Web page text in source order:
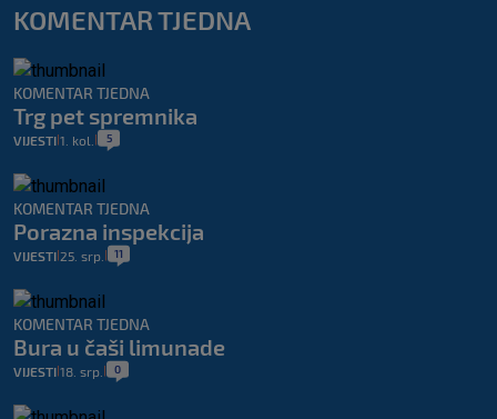
KOMENTAR TJEDNA
KOMENTAR TJEDNA
Trg pet spremnika
VIJESTI 1. kol. 5
KOMENTAR TJEDNA
Porazna inspekcija
VIJESTI 25. srp. 11
KOMENTAR TJEDNA
Bura u čaši limunade
VIJESTI 18. srp. 0